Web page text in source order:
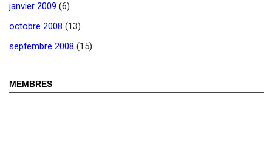
janvier 2009 (6)
octobre 2008 (13)
septembre 2008 (15)
MEMBRES